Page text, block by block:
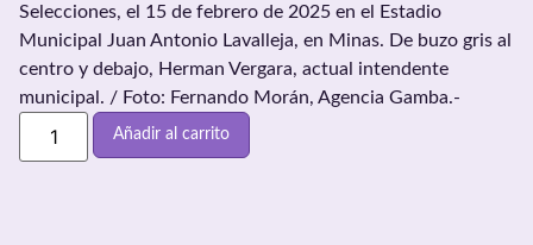
Selecciones, el 15 de febrero de 2025 en el Estadio
Municipal Juan Antonio Lavalleja, en Minas. De buzo gris al
centro y debajo, Herman Vergara, actual intendente
municipal. / Foto: Fernando Morán, Agencia Gamba.-
Añadir al carrito